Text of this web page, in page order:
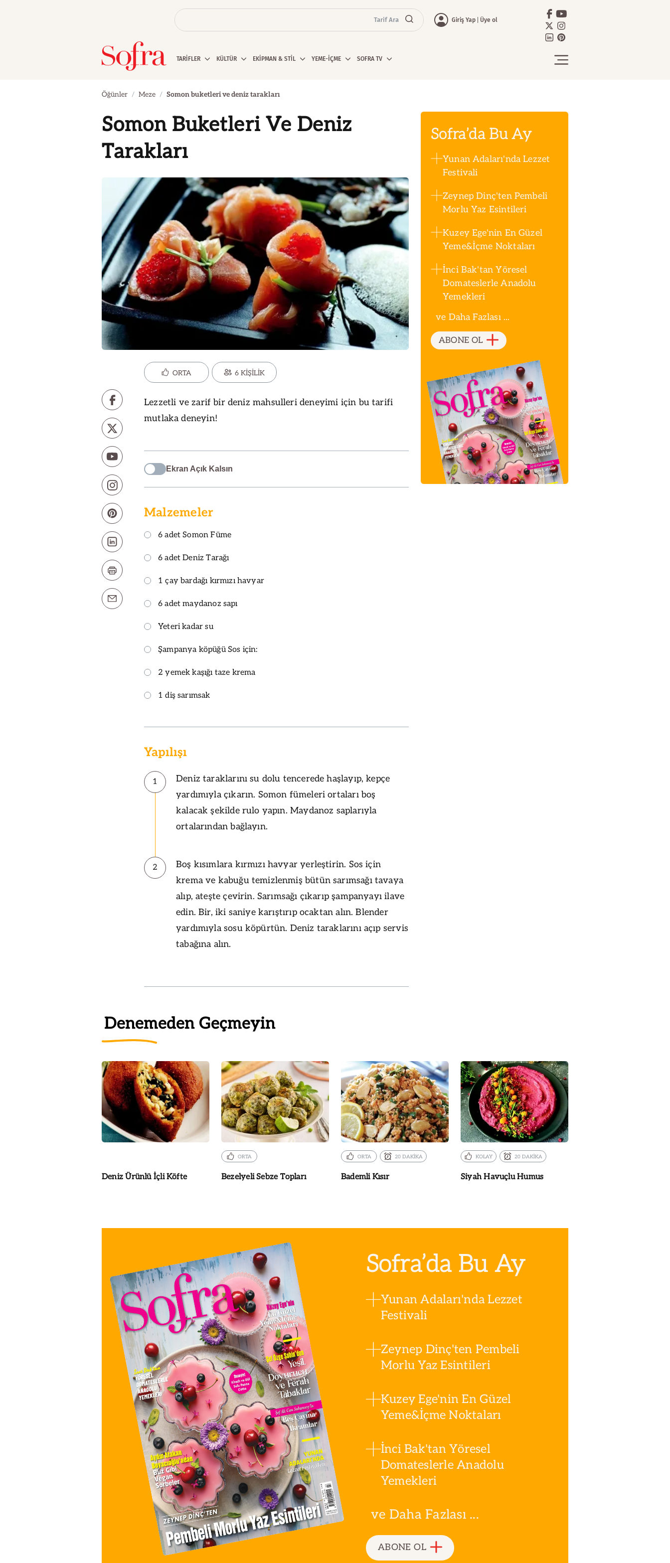
Tarif Ara Giriş Yap Üye ol
TARİFLER KÜLTÜR EKİPMAN & STİL YEME-İÇME SOFRA TV
Öğünler Meze Somon buketleri ve deniz tarakları
Somon Buketleri Ve Deniz
Tarakları
ORTA 6 KİŞİLİK
Lezzetli ve zarif bir deniz mahsulleri deneyimi için bu tarifi
mutlaka deneyin!
Ekran Açık Kalsın
Malzemeler
6 adet Somon Füme
6 adet Deniz Tarağı
1 çay bardağı kırmızı havyar
6 adet maydanoz sapı
Yeteri kadar su
Şampanya köpüğü Sos için:
2 yemek kaşığı taze krema
1 diş sarımsak
Yapılışı
1
Deniz taraklarını su dolu tencerede haşlayıp, kepçe
yardımıyla çıkarın. Somon fümeleri ortaları boş
kalacak şekilde rulo yapın. Maydanoz saplarıyla
ortalarından bağlayın.
2
Boş kısımlara kırmızı havyar yerleştirin. Sos için
krema ve kabuğu temizlenmiş bütün sarımsağı tavaya
alıp, ateşte çevirin. Sarımsağı çıkarıp şampanyayı ilave
edin. Bir, iki saniye karıştırıp ocaktan alın. Blender
yardımıyla sosu köpürtün. Deniz taraklarını açıp servis
tabağına alın.
Sofra’da Bu Ay
Yunan Adaları'nda Lezzet
Festivali
Zeynep Dinç'ten Pembeli
Morlu Yaz Esintileri
Kuzey Ege'nin En Güzel
Yeme&İçme Noktaları
İnci Bak'tan Yöresel
Domateslerle Anadolu
Yemekleri
ve Daha Fazlası ...
ABONE OL
Denemeden Geçmeyin
Deniz Ürünlü İçli Köfte
ORTA
Bezelyeli Sebze Topları
ORTA 20 DAKİKA
Bademli Kısır
KOLAY 20 DAKİKA
Siyah Havuçlu Humus
Sofra’da Bu Ay
Yunan Adaları'nda Lezzet
Festivali
Zeynep Dinç'ten Pembeli
Morlu Yaz Esintileri
Kuzey Ege'nin En Güzel
Yeme&İçme Noktaları
İnci Bak'tan Yöresel
Domateslerle Anadolu
Yemekleri
ve Daha Fazlası ...
ABONE OL